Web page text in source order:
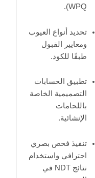
WPQ).
تحديد أنواع العيوب
ومعايير القبول
طبقًا للكود.
تطبيق الحسابات
التصميمية الخاصة
باللحامات
الإنشائية.
تنفيذ فحص بصري
احترافي واستخدام
نتائج NDT في